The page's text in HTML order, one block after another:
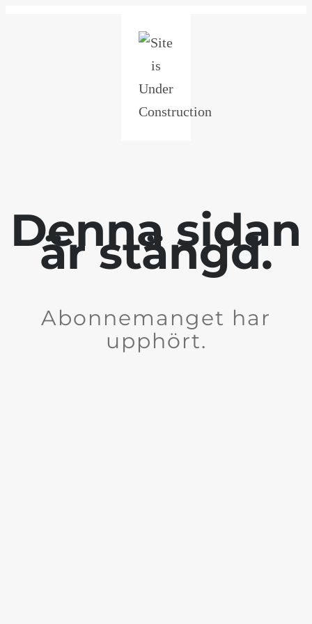
Denna sidan
är stängd.
Abonnemanget har
upphört.